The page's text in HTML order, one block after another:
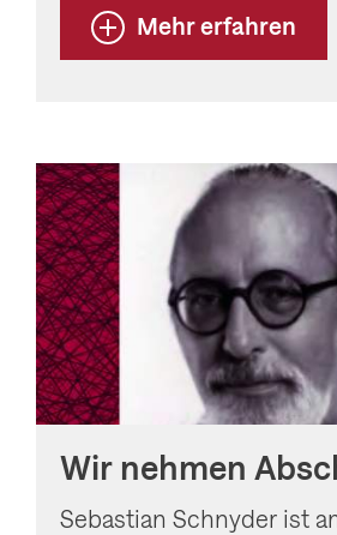
Mehr erfahren
Wir nehmen
Sebastian Schnyder ist